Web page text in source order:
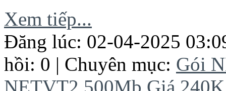
Xem tiếp...
Đăng lúc: 02-04-2025
hồi: 0 | Chuyên mục: Gói